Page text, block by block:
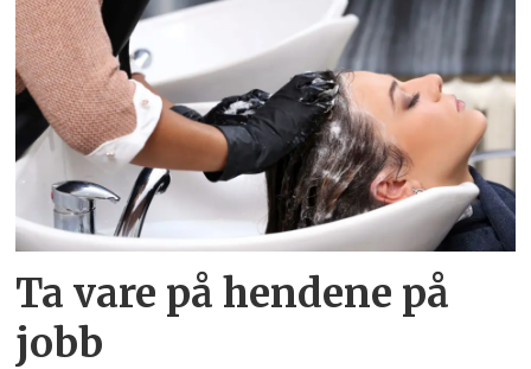
Ta vare på hendene på
jobb